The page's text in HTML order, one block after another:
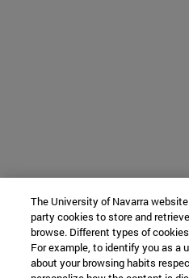
The University of Navarra
party cookies to store and
browse. Different types of
For example, to identify you as a
about your browsing habits